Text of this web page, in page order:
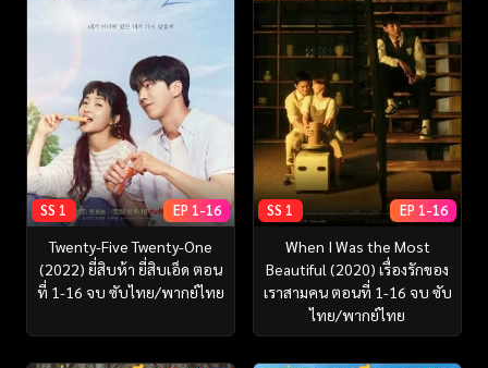
SS 1 EP 1-16
Twenty-Five Twenty-One
(2022) ยี่สิบห้า ยี่สิบเอ็ด ตอน
ที่ 1-16 จบ ซับไทย/พากย์ไทย
SS 1 EP 1-16
When I Was the Most
Beautiful (2020) เรื่องรักของ
เราสามคน ตอนที่ 1-16 จบ ซับ
ไทย/พากย์ไทย